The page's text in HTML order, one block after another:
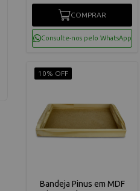
COMPRAR
Consulte-nos pelo WhatsApp
10% OFF
Bandeja Pinus em MDF